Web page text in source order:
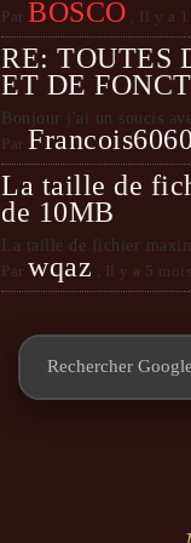
Par BOSCO Il y a 1
RE: TOUTES
ET DE
Bonjour j'ai un soucis
Par
La taille de
de 10MB
La taille de fichier
Par wqaz Il y a 5 mois